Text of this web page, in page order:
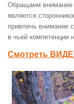
Обращаем внимание
является
привлечь внимание
в чьей компетенции
Смотреть